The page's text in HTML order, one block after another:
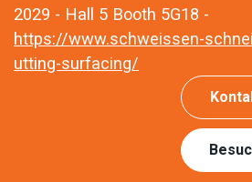
2029 - Hall 5 Booth 5G18 -
https://www.schweissen-
utting-surfacing/